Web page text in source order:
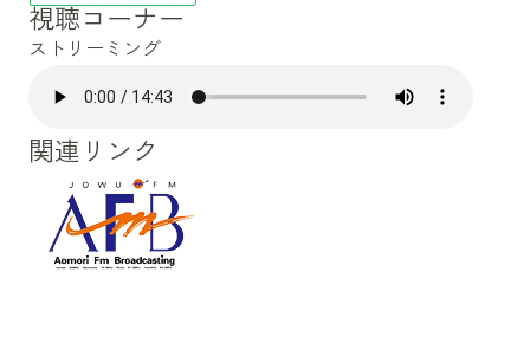
視聴コーナー
ストリーミング
関連リンク